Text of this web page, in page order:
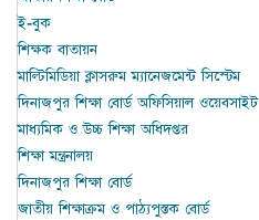
ই-বুক
শিক্ষক বাতায়ন
মাল্টিমিডিয়া ক্লাসরুম ম্যানেজমেন্ট সিস্টেম
দিনাজপুর শিক্ষা বোর্ড অফিসিয়াল ওয়েবসাইট
মাধ্যমিক ও উচ্চ শিক্ষা অধিদপ্তর
শিক্ষা মন্ত্রনালয়
দিনাজপুর শিক্ষা বোর্ড
জাতীয় শিক্ষাক্রম ও পাঠ্যপুস্তক বোর্ড